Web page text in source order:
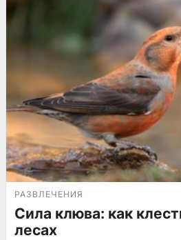
РАЗВЛЕЧЕНИЯ
Сила клюва: как
лесах